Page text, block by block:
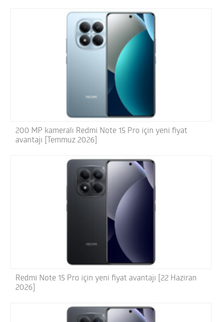
200 MP kameralı Redmi Note 15 Pro için yeni fiyat
avantajı [Temmuz 2026]
Redmi Note 15 Pro için yeni fiyat avantajı [22 Haziran
2026]